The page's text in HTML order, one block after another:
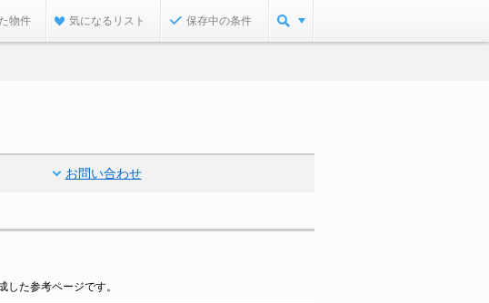
物件 気になるリスト 保存中の条件
お問い合わせ
した参考ページです。